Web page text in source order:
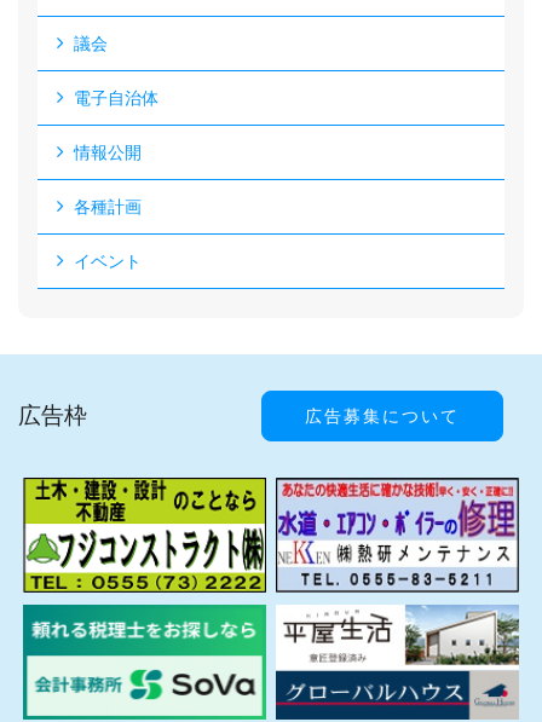
議会
電子自治体
情報公開
各種計画
イベント
広告枠 広告募集について